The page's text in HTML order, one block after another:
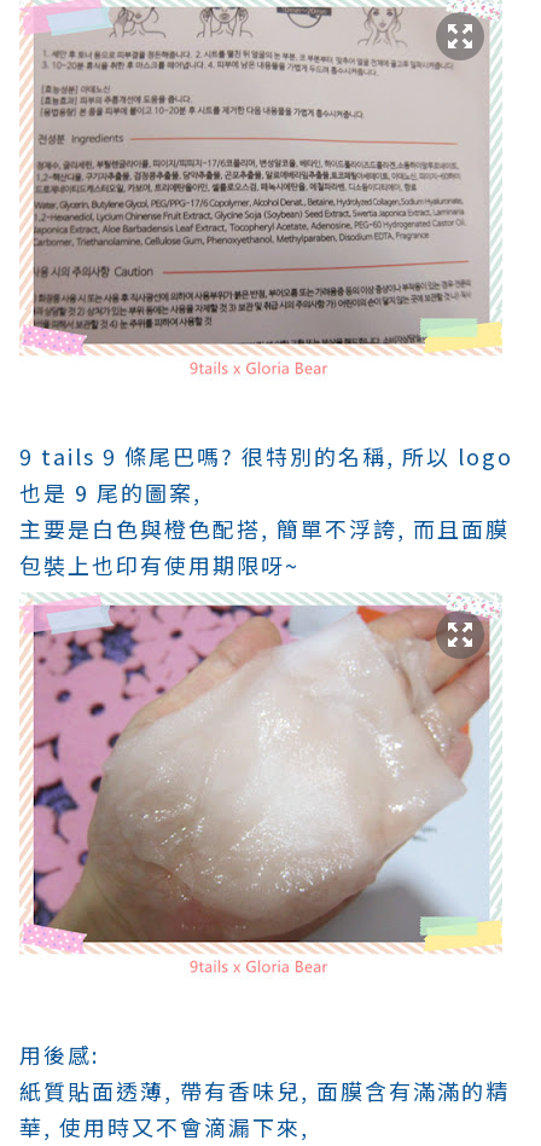
9 tails 9 條尾巴嗎? 很特別的名稱, 所以 logo
也是 9 尾的圖案,
主要是白色與橙色配搭, 簡單不浮誇, 而且面膜
包裝上也印有使用期限呀~
用後感:
紙質貼面透薄, 帶有香味兒, 面膜含有滿滿的精
華, 使用時又不會滴漏下來,